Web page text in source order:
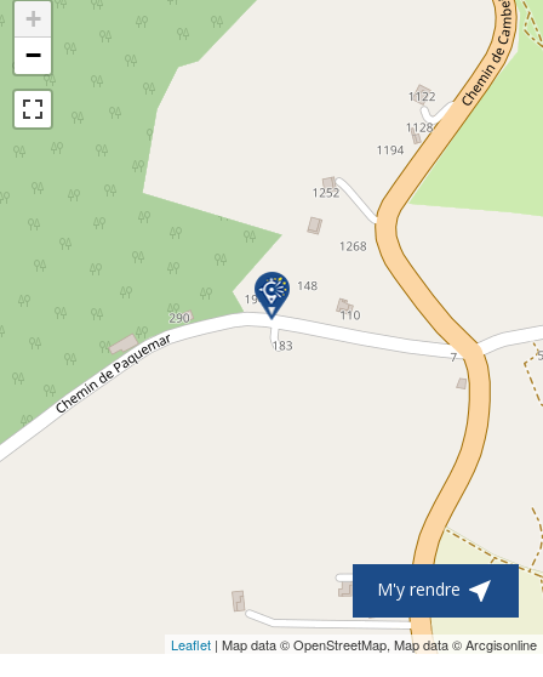
+
−
Leaflet | Map data © OpenStreetMap, Map data © Arcgisonline
M'y rendre 